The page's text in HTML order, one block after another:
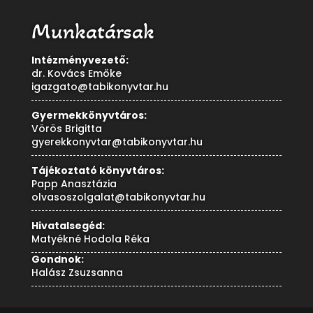
Munkatársak
Intézményvezető:
dr. Kovács Emőke
igazgato@tabikonyvtar.hu
Gyermekkönyvtáros:
Vörös Brigitta
gyerekkonyvtar@tabikonyvtar.hu
Tájékoztató könyvtáros:
Papp Anasztázia
olvasoszolgalat@tabikonyvtar.hu
Hivatalsegéd:
Matyékné Hodola Réka
Gondnok:
Halász Zsuzsanna